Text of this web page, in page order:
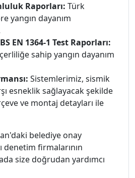
Raporları: Türk
yangın dayanım
EN 1364-1 Test Raporları:
sahip yangın dayanım
Sistemlerimiz, sismik
esneklik sağlayacak şekilde
ve montaj detayları ile
belediye onay
denetim firmalarının
size doğrudan yardımcı